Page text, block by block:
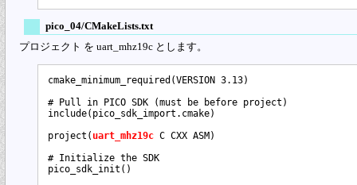
pico_04/CMakeLists.txt
プロジェクト を uart_mhz19c とします。
cmake_minimum_required(VERSION 3.13)
# Pull in PICO SDK (must be before project)
include(pico_sdk_import.cmake)
project( uart_mhz19c C CXX ASM)
# Initialize the SDK
pico_sdk_init()